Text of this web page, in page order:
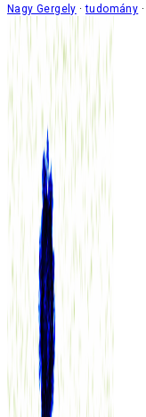
Nagy Gergely tudomány